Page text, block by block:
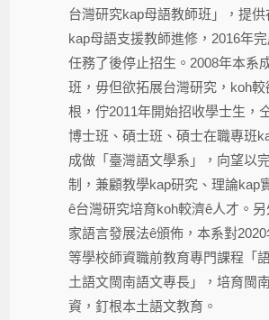
台灣研究kap母語教師班」，提
kap母語支援教師進修，2016年
任務了後停止招生。2008年本系
班，毋但欲拓展台灣研究，koh較
根，佇2011年開始招收學士生，
博士班、碩士班、碩士在職專班
成做「臺灣語文學系」，向望以
制，兼顧教學kap研究、理論kap
ê台灣研究培育koh較濟ê人才。
家語言發展法ê頒佈，本系對
等學校師資職前教育專門課程「
土語文閩南語文專長」，培育閩
資，釘根本土語文教育。